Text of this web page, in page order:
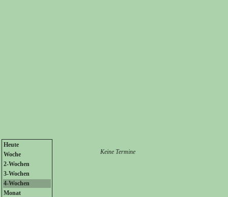
Heute
Woche
2-Wochen
3-Wochen
4-Wochen
Monat
Keine Termine